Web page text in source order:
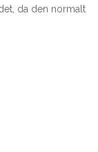
da den normalt